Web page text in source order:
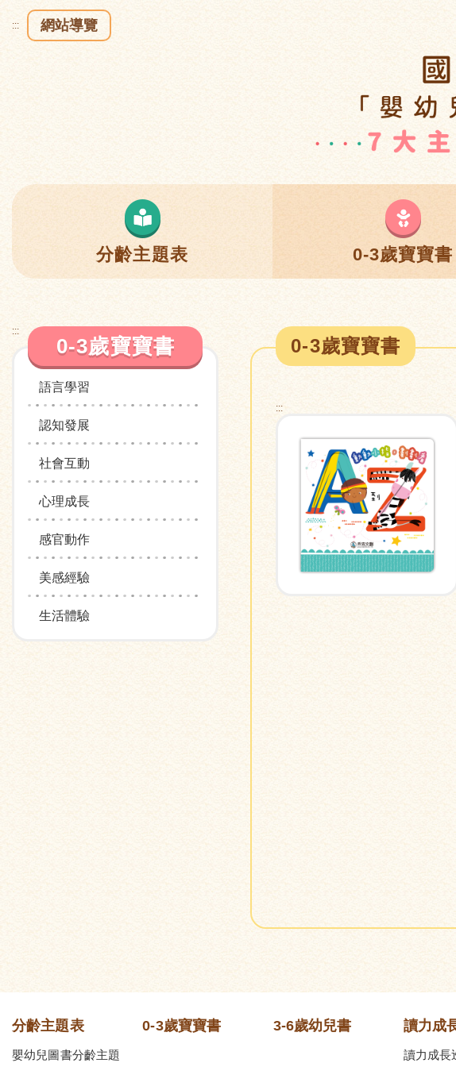
::: 網站導覽
分齡主題表 0-3歲寶寶書
:::
0-3歲寶寶書
語言學習
認知發展
社會互動
心理成長
感官動作
美感經驗
生活體驗
0-3歲寶寶書
:::
分齡主題表
嬰幼兒圖書分齡主題
0-3歲寶寶書 3-6歲幼兒書 讀力成
讀力成長